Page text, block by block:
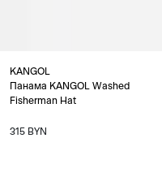
KANGOL
Панама KANGOL Washed
Fisherman Hat
315 BYN